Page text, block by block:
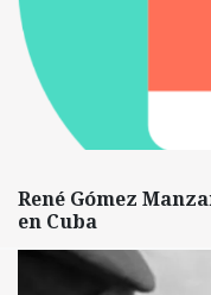
René Gómez
en Cuba